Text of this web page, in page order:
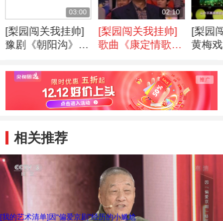
03:00
[梨园闯关我挂帅]
豫剧《朝阳沟》选
02:10
[梨园闯关我挂帅]
歌曲《康定情歌》
[梨园
黄梅
奇，
相关推荐
[我的艺术清单]因“偏爱京剧”经历的小尴尬